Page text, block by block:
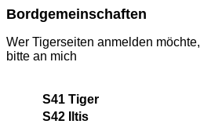
Bordgemeinschaften
Wer Tigerseiten anmelden möchte,
bitte an mich
S41 Tiger
S42 Iltis